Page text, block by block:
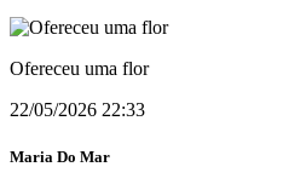
Ofereceu uma flor
22/05/2026 22:33
Maria Do Mar